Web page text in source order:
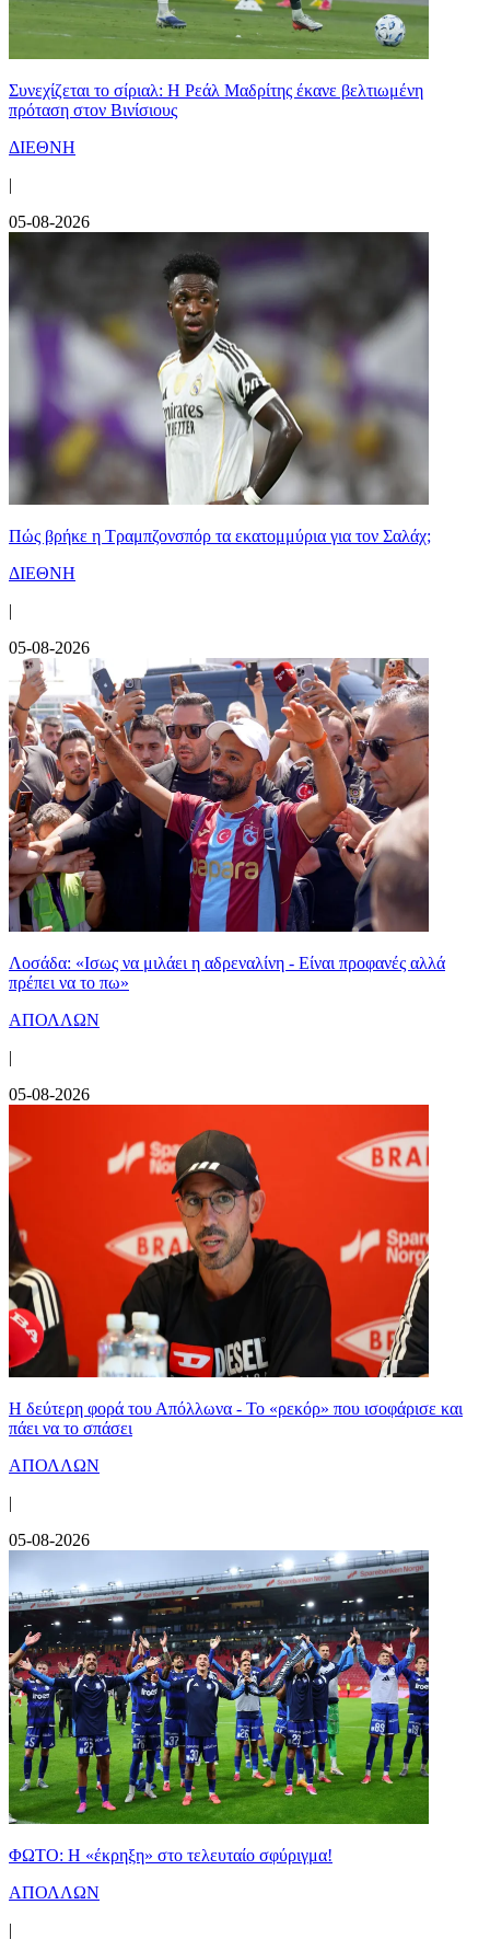
Συνεχίζεται το σίριαλ: Η Ρεάλ Μαδρίτης έκανε βελτιωμένη
πρόταση στον Βινίσιους
ΔΙΕΘΝΗ
|
05-08-2026
Πώς βρήκε η Τραμπζονσπόρ τα εκατομμύρια για τον Σαλάχ;
ΔΙΕΘΝΗ
|
05-08-2026
Λοσάδα: «Ισως να μιλάει η αδρεναλίνη - Είναι προφανές αλλά
πρέπει να το πω»
ΑΠΟΛΛΩΝ
|
05-08-2026
Η δεύτερη φορά του Απόλλωνα - Το «ρεκόρ» που ισοφάρισε και
πάει να το σπάσει
ΑΠΟΛΛΩΝ
|
05-08-2026
ΦΩΤΟ: Η «έκρηξη» στο τελευταίο σφύριγμα!
ΑΠΟΛΛΩΝ
|